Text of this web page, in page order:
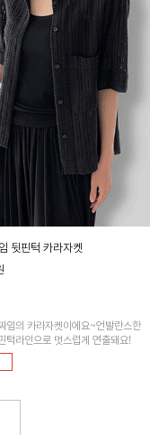
뒷핀턱 카라자켓
임의 카라자켓이에요~언발란스한
턱라인으로 멋스럽게 연출돼요!